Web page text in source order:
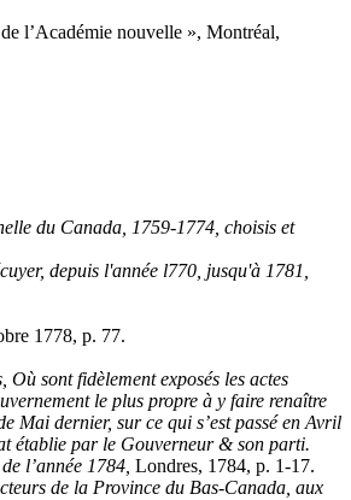
l’Académie nouvelle », Montréal,
du Canada, 1759-1774, choisis et
depuis l'année l770, jusqu'à 1781,
1778, p. 77.
sont fidèlement exposés les actes
le plus propre à y faire renaître
dernier, sur ce qui s’est passé en Avril
établie par le Gouverneur & son parti.
l’année 1784, Londres, 1784, p. 1-17.
de la Province du Bas-Canada, aux